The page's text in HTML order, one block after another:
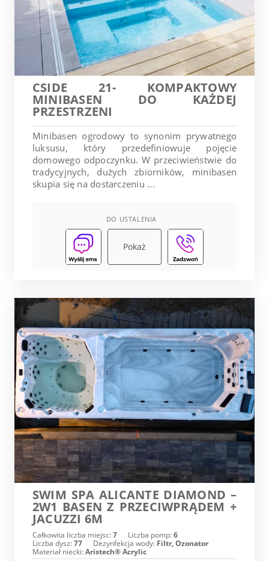
CSIDE 21- KOMPAKTOWY
MINIBASEN DO KAŻDEJ
PRZESTRZENI
Minibasen ogrodowy to synonim prywatnego
luksusu, który przedefiniowuje pojęcie
domowego odpoczynku. W przeciwieństwie do
tradycyjnych, dużych zbiorników, minibasen
skupia się na dostarczeniu ...
DO USTALENIA
Pokaż
SWIM SPA ALICANTE DIAMOND –
2W1 BASEN Z PRZECIWPRĄDEM +
JACUZZI 6M
Całkowita liczba miejsc:7 Liczba pomp:6
Liczba dysz:77 Dezynfekcja wody: Filtr, Ozonator
Materiał niecki:Aristech® Acrylic